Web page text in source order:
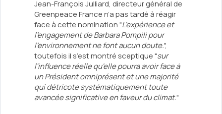
Jean-François Julliard, directeur général de
Greenpeace France n’a pas tardé à réagir
face à cette nomination "L'expérience et
l'engagement de Barbara Pompili pour
l'environnement ne font aucun doute.",
toutefois il s’est montré sceptique "sur
l'influence réelle qu'elle pourra avoir face à
un Président omniprésent et une majorité
qui détricote systématiquement toute
avancée significative en faveur du climat."